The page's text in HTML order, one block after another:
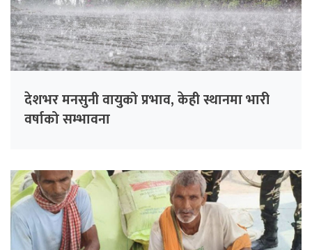
देशभर मनसुनी वायुको प्रभाव, केही स्थानमा भारी
वर्षाको सम्भावना